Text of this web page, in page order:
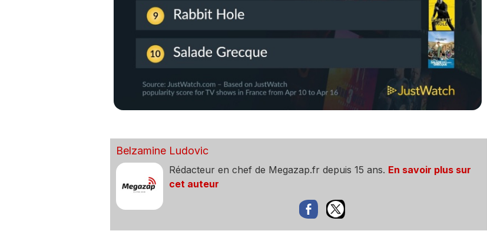
Belzamine Ludovic
Rédacteur en chef de Megazap.fr depuis 15 ans. En savoir plus sur
cet auteur